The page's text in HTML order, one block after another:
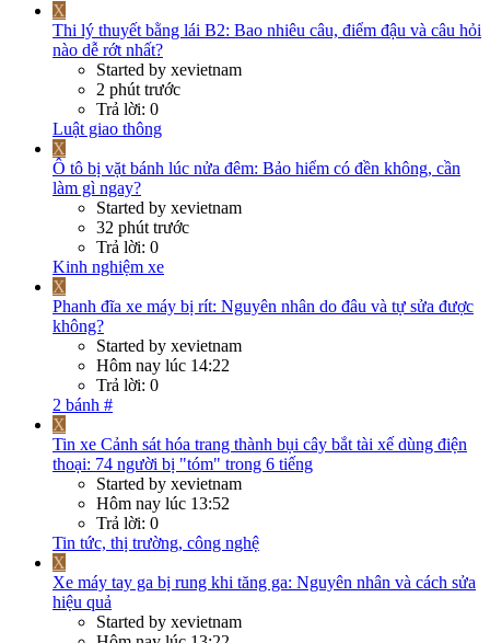
X
Thi lý thuyết bằng lái B2: Bao nhiêu câu, điểm đậu và câu hỏi
nào dễ rớt nhất?
Started by xevietnam
2 phút trước
Trả lời: 0
Luật giao thông
X
Ô tô bị vặt bánh lúc nửa đêm: Bảo hiểm có đền không, cần
làm gì ngay?
Started by xevietnam
32 phút trước
Trả lời: 0
Kinh nghiệm xe
X
Phanh đĩa xe máy bị rít: Nguyên nhân do đâu và tự sửa được
không?
Started by xevietnam
Hôm nay lúc 14:22
Trả lời: 0
2 bánh #
X
Tin xe Cảnh sát hóa trang thành bụi cây bắt tài xế dùng điện
thoại: 74 người bị "tóm" trong 6 tiếng
Started by xevietnam
Hôm nay lúc 13:52
Trả lời: 0
Tin tức, thị trường, công nghệ
X
Xe máy tay ga bị rung khi tăng ga: Nguyên nhân và cách sửa
hiệu quả
Started by xevietnam